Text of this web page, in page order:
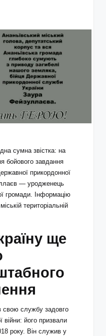
сумна звістка: на
бойового завдання
прикордонної
— уродженець
громади. Інформацію
територіальній
ще
свою службу задовго
війни: його призвали
року. Він служив у